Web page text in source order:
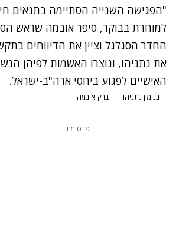
"הפגישה השנייה הסתיימה בתנאים
למוחרת בבוקר, סיפר אובמה שראש
החדר הסגלגל וציין את הדיווחים
את נתניהו, ונוצרו האשמות לפיהן
האישיים לפגוע ביחסי ארה"ב-ישראל.
בנימין נתניהו ברק אובמה
פרסומת